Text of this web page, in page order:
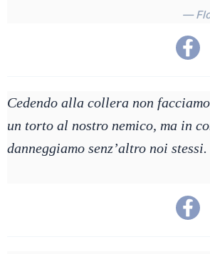
—
Cedendo alla collera non
un torto al nostro nemico, ma in
danneggiamo senz’altro noi stessi.